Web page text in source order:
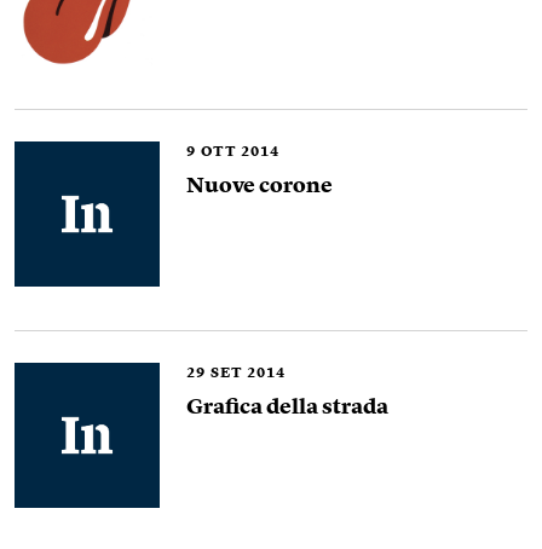
9 OTT 2014
Nuove corone
29 SET 2014
Grafica della strada